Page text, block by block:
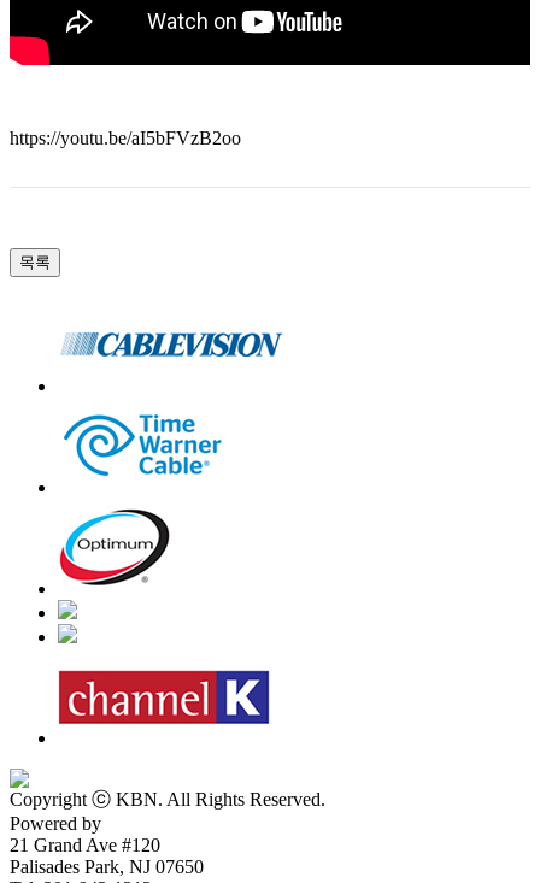
https://youtu.be/aI5bFVzB2oo
Copyright ⓒ KBN. All Rights Reserved.
Powered by
21 Grand Ave #120
Palisades Park, NJ 07650